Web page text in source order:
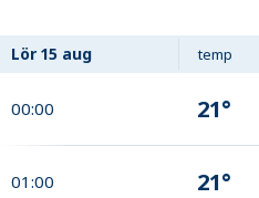
Lör 15 aug temp
00:00 21°
01:00 21°